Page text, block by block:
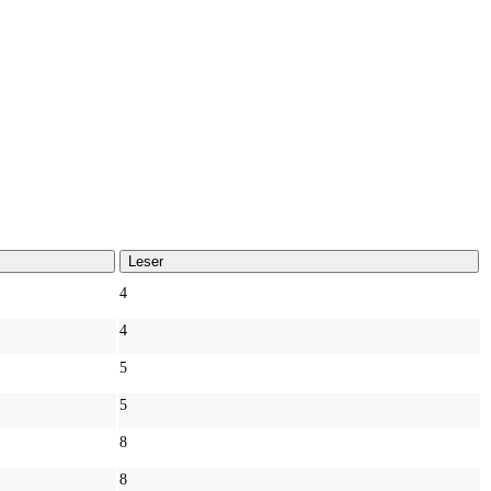
Leser
4
4
5
5
8
8